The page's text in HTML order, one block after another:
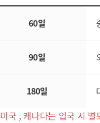
60일
90일
180일
국 , 캐나다는 입국 시 별